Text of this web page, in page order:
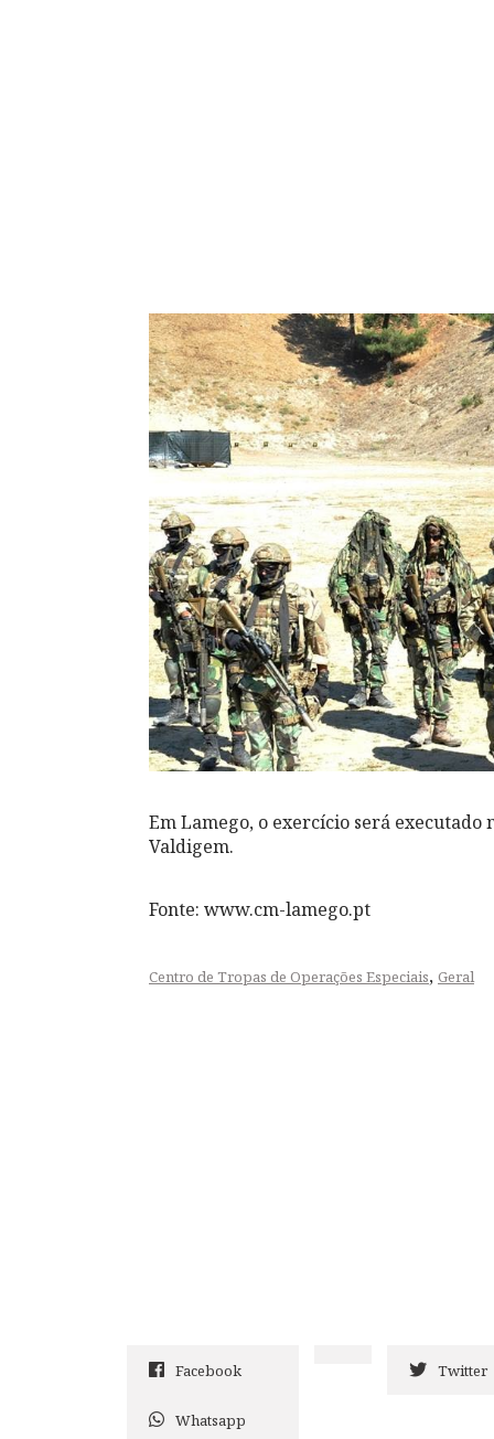
Em Lamego, o exercício será executado
Valdigem.
Fonte: www.cm-lamego.pt
Centro de Tropas de Operações Especiais, Geral
Facebook Twitter
Whatsapp